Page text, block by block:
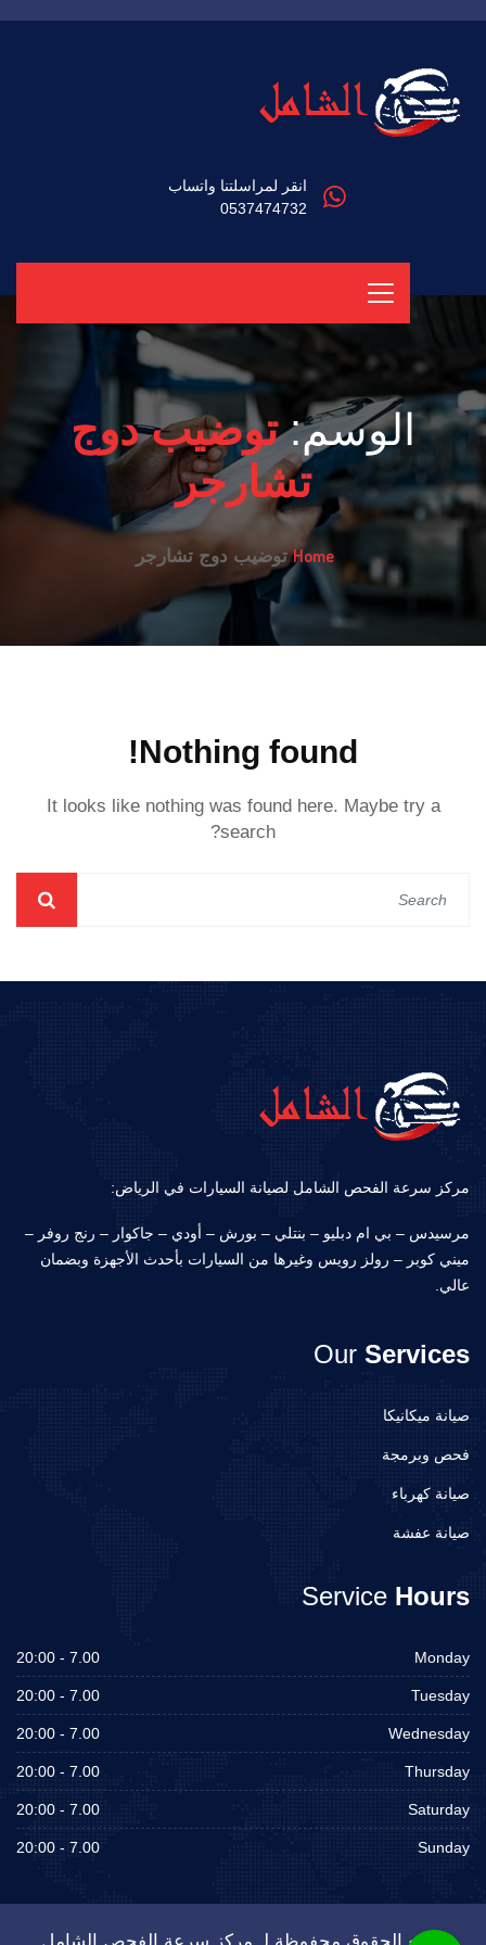
انقر لمراسلتنا واتساب
0537474732
الوسم:توضيب دوج
تشارجر
Homeتوضيب دوج تشارجر
Nothing found!
It looks like nothing was found here. Maybe try a
search?
مركز سرعة الفحص الشامل لصيانة السيارات في الرياض:
مرسيدس – بي ام دبليو – بنتلي – بورش – أودي – جاكوار – رنج روفر –
ميني كوبر – رولز رويس وغيرها من السيارات بأحدث الأجهزة وبضمان
عالي.
Our Services
صيانة ميكانيكا
فحص وبرمجة
صيانة كهرباء
صيانة عفشة
Service Hours
Monday
7.00 - 20:00
Tuesday
7.00 - 20:00
Wednesday
7.00 - 20:00
Thursday
7.00 - 20:00
Saturday
7.00 - 20:00
Sunday
7.00 - 20:00